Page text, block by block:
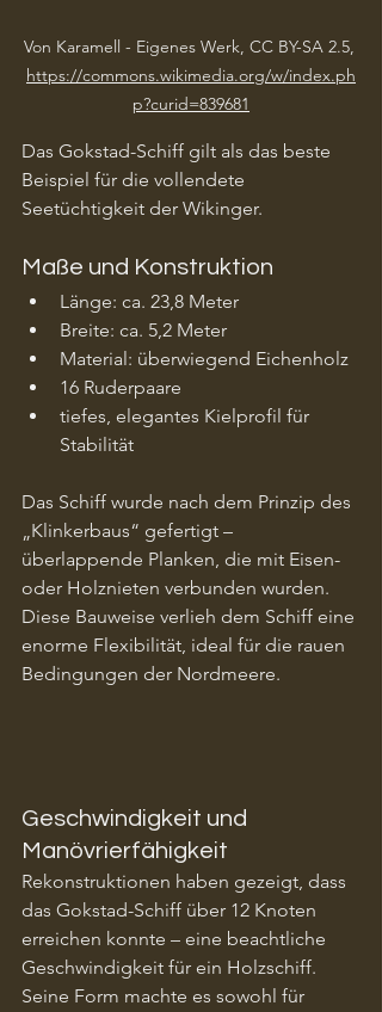
Von Karamell - Eigenes Werk, CC BY-SA 2.5,
https://commons.wikimedia.org/w/index.ph
p?curid=839681
Das Gokstad-Schiff gilt als das beste
Beispiel für die vollendete
Seetüchtigkeit der Wikinger.
Maße und Konstruktion
Länge: ca. 23,8 Meter
Breite: ca. 5,2 Meter
Material: überwiegend Eichenholz
16 Ruderpaare
tiefes, elegantes Kielprofil für
Stabilität
Das Schiff wurde nach dem Prinzip des
„Klinkerbaus“ gefertigt –
überlappende Planken, die mit Eisen-
oder Holznieten verbunden wurden.
Diese Bauweise verlieh dem Schiff eine
enorme Flexibilität, ideal für die rauen
Bedingungen der Nordmeere.
Geschwindigkeit und
Manövrierfähigkeit
Rekonstruktionen haben gezeigt, dass
das Gokstad-Schiff über 12 Knoten
erreichen konnte – eine beachtliche
Geschwindigkeit für ein Holzschiff.
Seine Form machte es sowohl für